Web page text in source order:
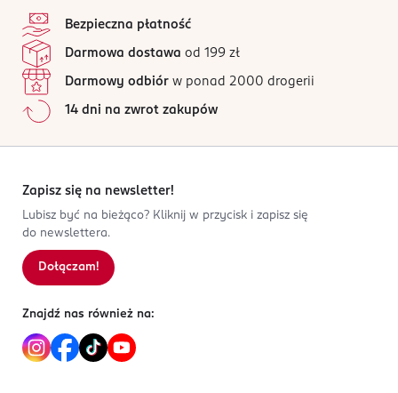
Nuty bazy: piżmo, drzewo sandałowe i wanilia.
OSTRZEŻENIA DOTYCZĄCE BEZPIECZEŃSTWA
Produkt do użytku zewnętrznego. Działa drażniąco na
oczy. Łatwopalna ciecz.
PRODUCENT/PODMIOT ODPOWIEDZIALNY
Beauty Gallery Trade Sp. z o.o.
Kod EAN
3 607342 306134
Wszystkie opinie są zweryfikowane zakupem.
4
0%
2
1
0%
Sortowanie wg
Bezpieczna płatność
Darmowa dostawa od 199 zł
Darmowy odbiór w ponad 2000 drogerii
14 dni na zwrot zakupów
Zapisz się na newsletter!
Lubisz być na bieżąco? Kliknij w przycisk i zapisz się
do newslettera.
Dołączam!
Znajdź nas również na: